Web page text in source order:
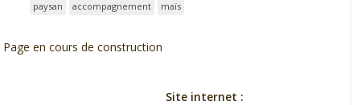
paysan accompagnement maïs
Page en cours de construction
Site internet :